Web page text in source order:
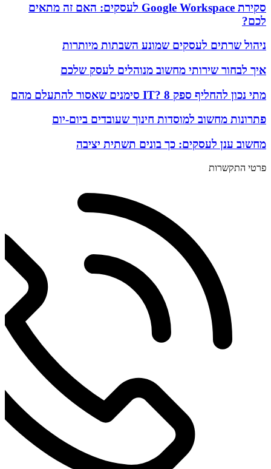
סקירת Google Workspace לעסקים: האם זה מתאים
לכם?
ניהול שרתים לעסקים שמונע השבתות מיותרות
איך לבחור שירותי מחשוב מנוהלים לעסק שלכם
מתי נכון להחליף ספק IT? 8 סימנים שאסור להתעלם מהם
פתרונות מחשוב למוסדות חינוך שעובדים ביום-יום
מחשוב ענן לעסקים: כך בונים תשתית יציבה
פרטי התקשרות